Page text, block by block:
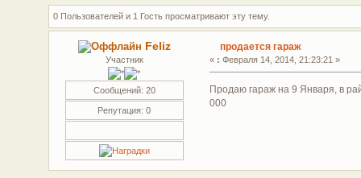
0 Пользователей и 1 Гость просматривают эту тему.
Feliz
Участник
Сообщений: 20
Репутация: 0
продается гараж
« : Февраля 14, 2014, 21:23:21 »
Продаю гараж на 9 Января, в
000